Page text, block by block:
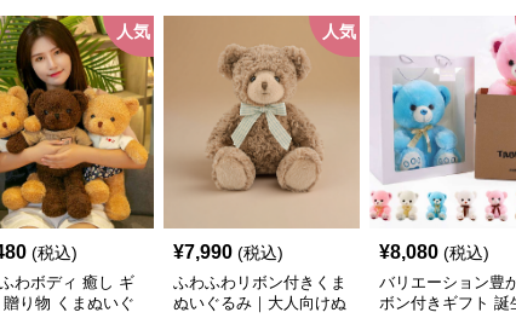
人気
(税込)
わボディ 癒し ギ
贈り物 くまぬいぐ
人気
¥7,990 (税込)
ふわふわリボン付きくま
ぬいぐるみ｜大人向けぬ
¥8,080 (税込)
バリエーション豊
ボン付きギフト 誕